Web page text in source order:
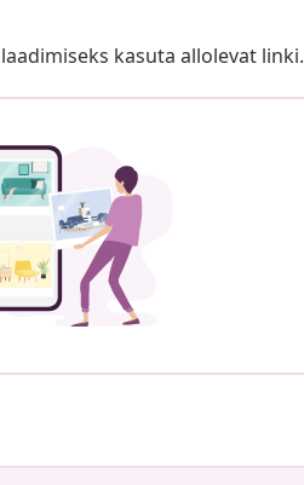
kasuta allolevat linki.